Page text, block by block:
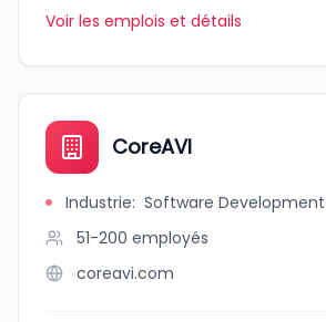
Voir les emplois et détails
CoreAVI
Industrie: Software Development
51-200 employés
coreavi.com